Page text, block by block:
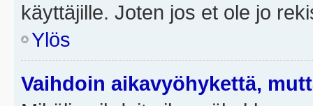
käyttäjille. Joten jos et ole jo
Ylös
Vaihdoin aikavyöhykettä,